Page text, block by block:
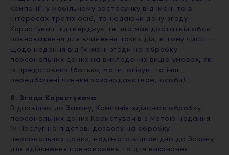
Компанії, у мобільному застосунку від імені та в
інтересах третіх осіб, то надаючи дану згоду
Користувач підтверджує те, що має достатній обсяг
повноваження для вчинення таких дій, в тому числі –
щодо надання від їх імені згоди на обробку
персональних даних на викладених вище умовах, як
їх представник (батько, мати, опікун, та інші,
передбачені чинним законодавством, особи).
8. Згода Користувача
Відповідно до Закону, Компанія здійснює обробку
персональних даних Користувачів з метою надання
їм Послуг на підставі дозволу на обробку
персональних даних, наданого відповідно до Закону
для здійснення повноважень та для виконання